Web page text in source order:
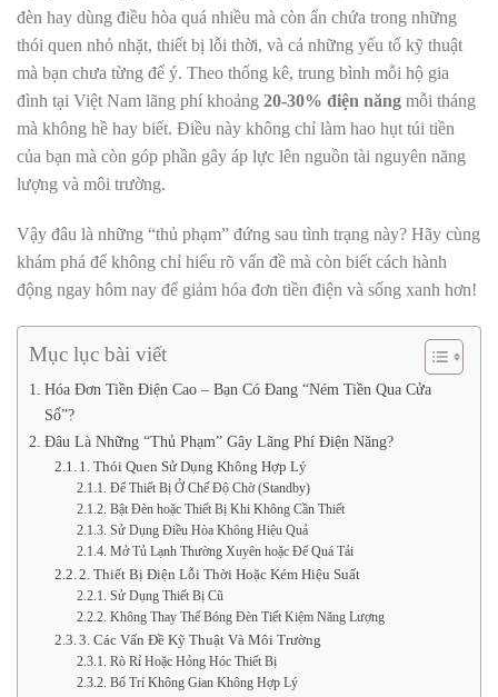
đèn hay dùng điều hòa quá nhiều mà còn ẩn chứa trong những
thói quen nhỏ nhặt, thiết bị lỗi thời, và cả những yếu tố kỹ thuật
mà bạn chưa từng để ý. Theo thống kê, trung bình mỗi hộ gia
đình tại Việt Nam lãng phí khoảng 20-30% điện năng mỗi tháng
mà không hề hay biết. Điều này không chỉ làm hao hụt túi tiền
của bạn mà còn góp phần gây áp lực lên nguồn tài nguyên năng
lượng và môi trường.
Vậy đâu là những “thủ phạm” đứng sau tình trạng này? Hãy cùng
khám phá để không chỉ hiểu rõ vấn đề mà còn biết cách hành
động ngay hôm nay để giảm hóa đơn tiền điện và sống xanh hơn!
Mục lục bài viết
Hóa Đơn Tiền Điện Cao – Bạn Có Đang “Ném Tiền Qua Cửa
Sổ”?
Đâu Là Những “Thủ Phạm” Gây Lãng Phí Điện Năng?
1. Thói Quen Sử Dụng Không Hợp Lý
Để Thiết Bị Ở Chế Độ Chờ (Standby)
Bật Đèn hoặc Thiết Bị Khi Không Cần Thiết
Sử Dụng Điều Hòa Không Hiệu Quả
Mở Tủ Lạnh Thường Xuyên hoặc Để Quá Tải
2. Thiết Bị Điện Lỗi Thời Hoặc Kém Hiệu Suất
Sử Dụng Thiết Bị Cũ
Không Thay Thế Bóng Đèn Tiết Kiệm Năng Lượng
3. Các Vấn Đề Kỹ Thuật Và Môi Trường
Rò Rỉ Hoặc Hỏng Hóc Thiết Bị
Bố Trí Không Gian Không Hợp Lý